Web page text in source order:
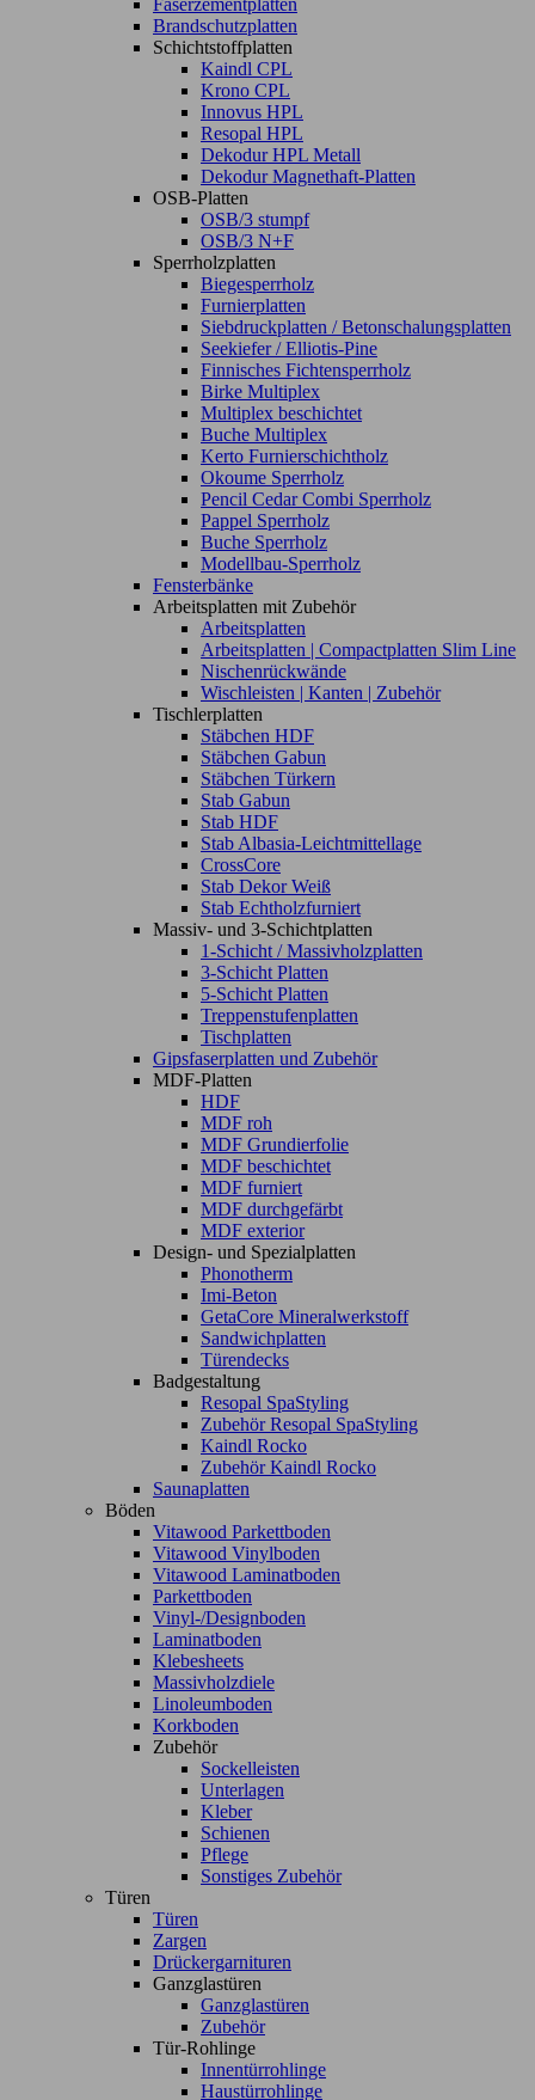
Faserzementplatten
Brandschutzplatten
Schichtstoffplatten
Kaindl CPL
Krono CPL
Innovus HPL
Resopal HPL
Dekodur HPL Metall
Dekodur Magnethaft-Platten
OSB-Platten
OSB/3 stumpf
OSB/3 N+F
Sperrholzplatten
Biegesperrholz
Furnierplatten
Siebdruckplatten / Betonschalungsplatten
Seekiefer / Elliotis-Pine
Finnisches Fichtensperrholz
Birke Multiplex
Multiplex beschichtet
Buche Multiplex
Kerto Furnierschichtholz
Okoume Sperrholz
Pencil Cedar Combi Sperrholz
Pappel Sperrholz
Buche Sperrholz
Modellbau-Sperrholz
Fensterbänke
Arbeitsplatten mit Zubehör
Arbeitsplatten
Arbeitsplatten | Compactplatten Slim Line
Nischenrückwände
Wischleisten | Kanten | Zubehör
Tischlerplatten
Stäbchen HDF
Stäbchen Gabun
Stäbchen Türkern
Stab Gabun
Stab HDF
Stab Albasia-Leichtmittellage
CrossCore
Stab Dekor Weiß
Stab Echtholzfurniert
Massiv- und 3-Schichtplatten
1-Schicht / Massivholzplatten
3-Schicht Platten
5-Schicht Platten
Treppenstufenplatten
Tischplatten
Gipsfaserplatten und Zubehör
MDF-Platten
HDF
MDF roh
MDF Grundierfolie
MDF beschichtet
MDF furniert
MDF durchgefärbt
MDF exterior
Design- und Spezialplatten
Phonotherm
Imi-Beton
GetaCore Mineralwerkstoff
Sandwichplatten
Türendecks
Badgestaltung
Resopal SpaStyling
Zubehör Resopal SpaStyling
Kaindl Rocko
Zubehör Kaindl Rocko
Saunaplatten
Böden
Vitawood Parkettboden
Vitawood Vinylboden
Vitawood Laminatboden
Parkettboden
Vinyl-/Designboden
Laminatboden
Klebesheets
Massivholzdiele
Linoleumboden
Korkboden
Zubehör
Sockelleisten
Unterlagen
Kleber
Schienen
Pflege
Sonstiges Zubehör
Türen
Türen
Zargen
Drückergarnituren
Ganzglastüren
Ganzglastüren
Zubehör
Tür-Rohlinge
Innentürrohlinge
Haustürrohlinge